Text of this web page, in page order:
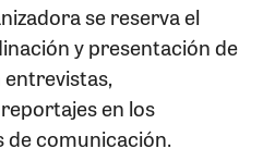
se reserva el
y presentación de
entrevistas,
en los
de comunicación.